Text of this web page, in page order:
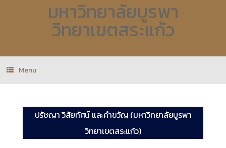
มหาวิทยาลัยบูรพา
วิทยาเขตสระแก้ว
Menu
ปรัชญา วิสัยทัศน์ และคำขวัญ (มหาวิทยาลัยบูรพา
วิทยาเขตสระแก้ว)